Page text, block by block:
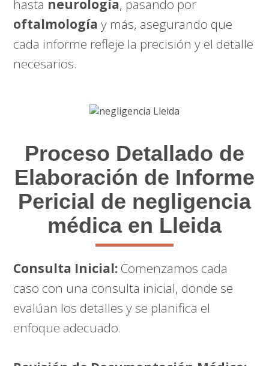
hasta neurología, pasando por
oftalmología y más, asegurando que
cada informe refleje la precisión y el detalle
necesarios.
Proceso Detallado de
Elaboración de Informe
Pericial de negligencia
médica en Lleida
Consulta Inicial: Comenzamos cada
caso con una consulta inicial, donde se
evalúan los detalles y se planifica el
enfoque adecuado.